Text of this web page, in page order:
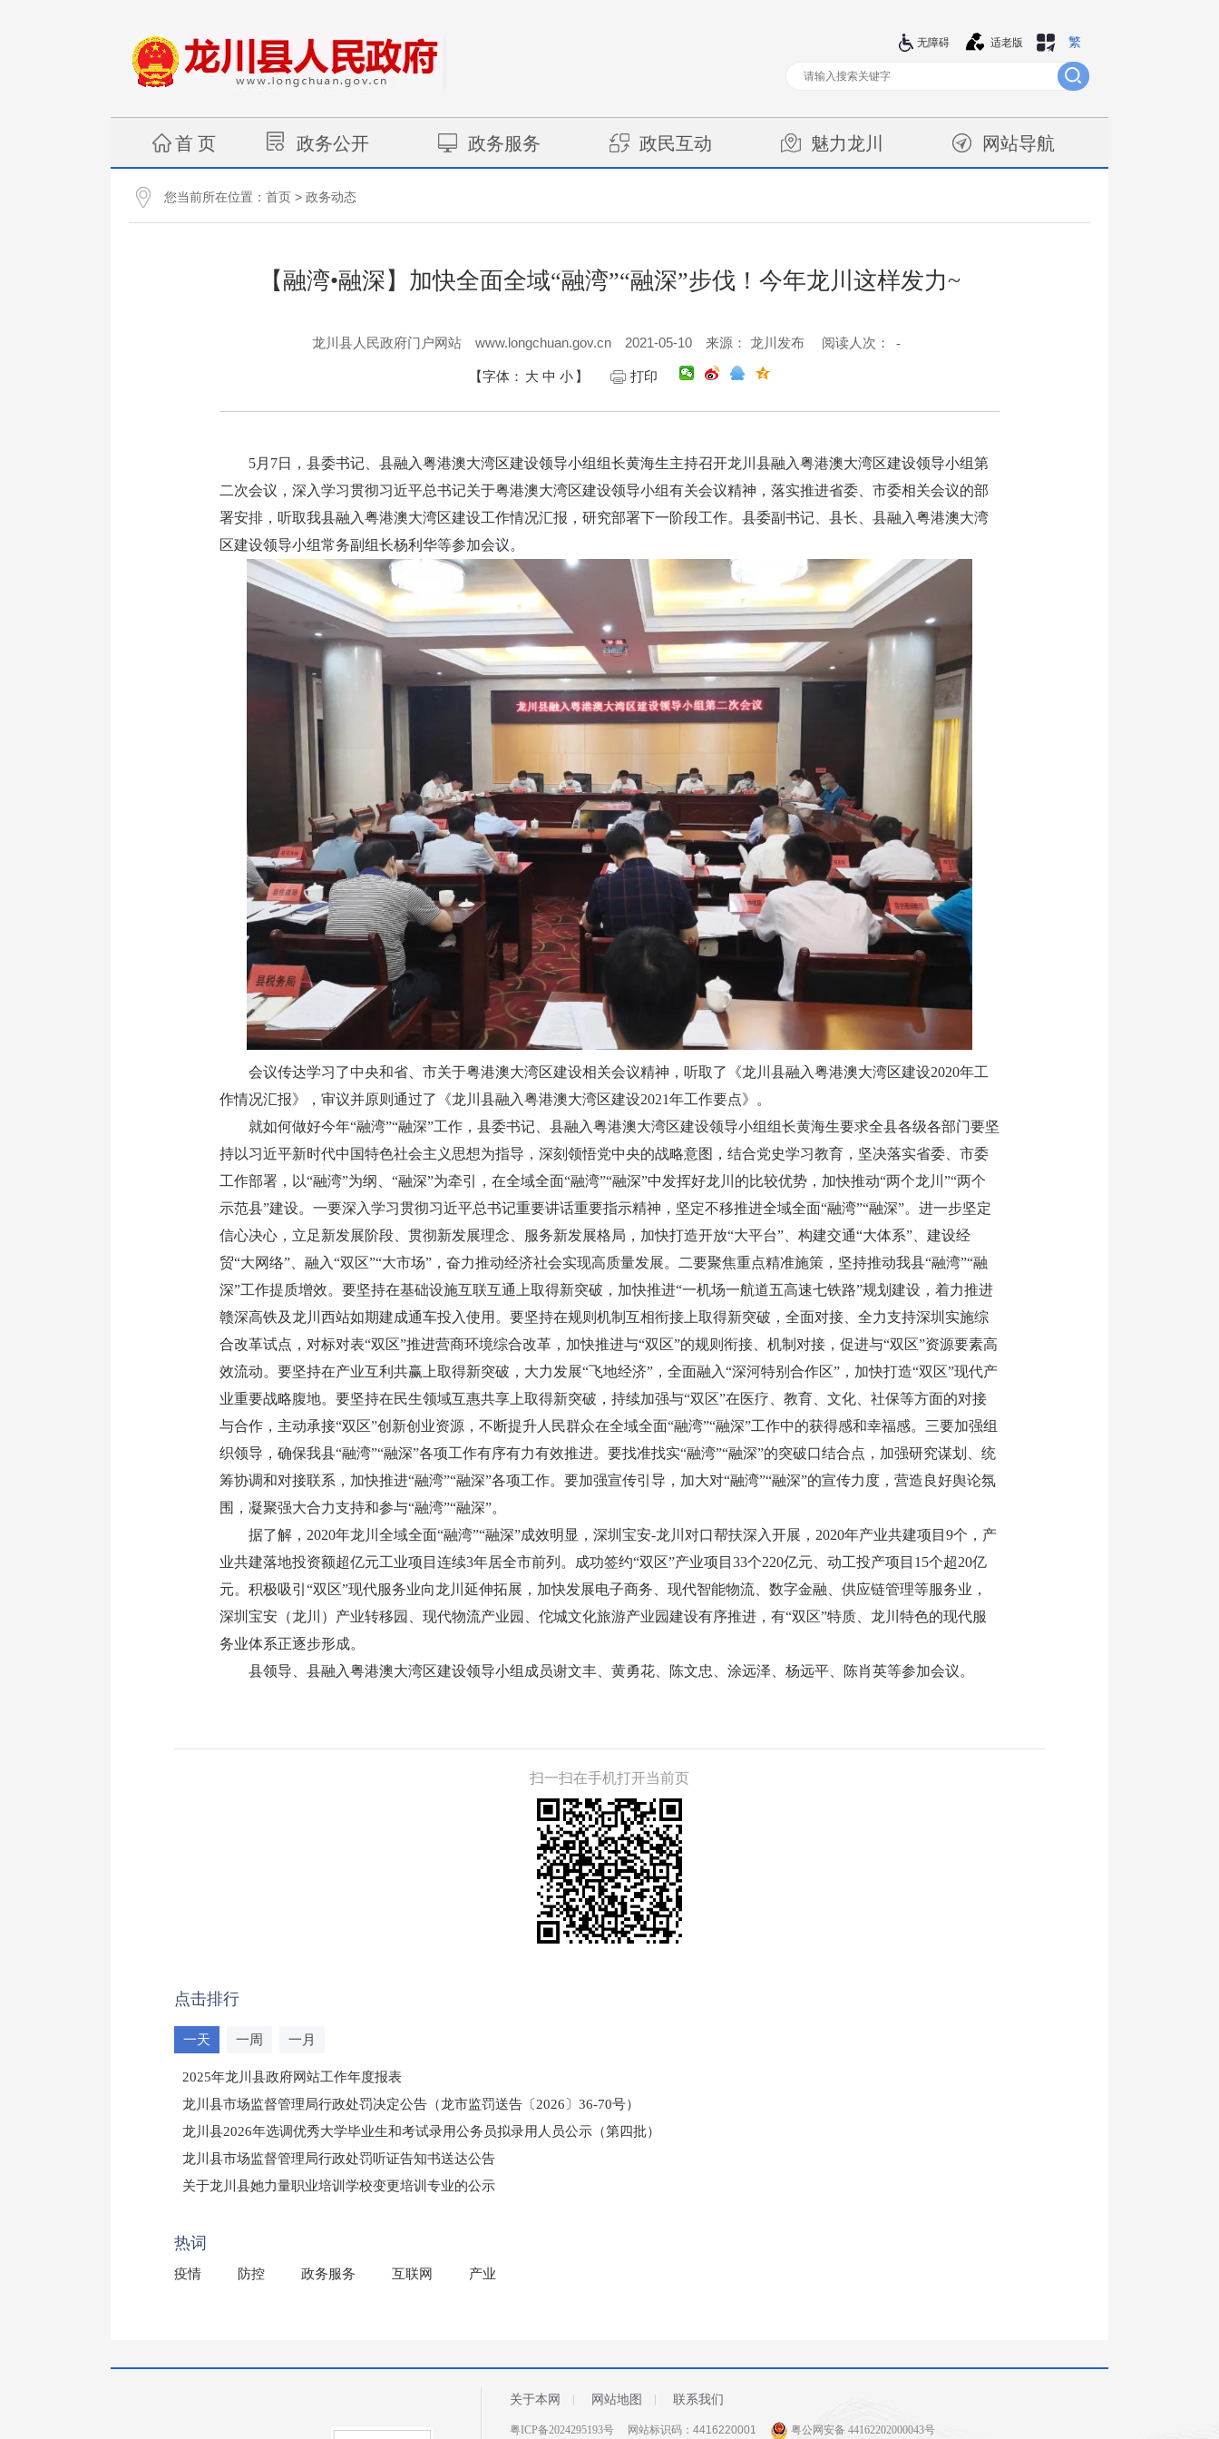
繁
适老版
无障碍
首 页 政务公开 政务服务 政民互动 魅力龙川 网站导航
您当前所在位置： 首页 > 政务动态
【融湾•融深】加快全面全域“融湾”“融深”步伐！今年龙川这样发力~
龙川县人民政府门户网站 www.longchuan.gov.cn 2021-05-10 来源： 龙川发布 阅读人次： -
【字体： 大 中 小 】 打印
5月7日，县委书记、县融入粤港澳大湾区建设领导小组组长黄海生主持召开龙川县融入粤港澳大湾区建设领导小组第
二次会议，深入学习贯彻习近平总书记关于粤港澳大湾区建设领导小组有关会议精神，落实推进省委、市委相关会议的部
署安排，听取我县融入粤港澳大湾区建设工作情况汇报，研究部署下一阶段工作。县委副书记、县长、县融入粤港澳大湾
区建设领导小组常务副组长杨利华等参加会议。
会议传达学习了中央和省、市关于粤港澳大湾区建设相关会议精神，听取了《龙川县融入粤港澳大湾区建设2020年工
作情况汇报》，审议并原则通过了《龙川县融入粤港澳大湾区建设2021年工作要点》。
就如何做好今年“融湾”“融深”工作，县委书记、县融入粤港澳大湾区建设领导小组组长黄海生要求全县各级各部门要坚
持以习近平新时代中国特色社会主义思想为指导，深刻领悟党中央的战略意图，结合党史学习教育，坚决落实省委、市委
工作部署，以“融湾”为纲、“融深”为牵引，在全域全面“融湾”“融深”中发挥好龙川的比较优势，加快推动“两个龙川”“两个
示范县”建设。一要深入学习贯彻习近平总书记重要讲话重要指示精神，坚定不移推进全域全面“融湾”“融深”。进一步坚定
信心决心，立足新发展阶段、贯彻新发展理念、服务新发展格局，加快打造开放“大平台”、构建交通“大体系”、建设经
贸“大网络”、融入“双区”“大市场”，奋力推动经济社会实现高质量发展。二要聚焦重点精准施策，坚持推动我县“融湾”“融
深”工作提质增效。要坚持在基础设施互联互通上取得新突破，加快推进“一机场一航道五高速七铁路”规划建设，着力推进
赣深高铁及龙川西站如期建成通车投入使用。要坚持在规则机制互相衔接上取得新突破，全面对接、全力支持深圳实施综
合改革试点，对标对表“双区”推进营商环境综合改革，加快推进与“双区”的规则衔接、机制对接，促进与“双区”资源要素高
效流动。要坚持在产业互利共赢上取得新突破，大力发展“飞地经济”，全面融入“深河特别合作区”，加快打造“双区”现代产
业重要战略腹地。要坚持在民生领域互惠共享上取得新突破，持续加强与“双区”在医疗、教育、文化、社保等方面的对接
与合作，主动承接“双区”创新创业资源，不断提升人民群众在全域全面“融湾”“融深”工作中的获得感和幸福感。三要加强组
织领导，确保我县“融湾”“融深”各项工作有序有力有效推进。要找准找实“融湾”“融深”的突破口结合点，加强研究谋划、统
筹协调和对接联系，加快推进“融湾”“融深”各项工作。要加强宣传引导，加大对“融湾”“融深”的宣传力度，营造良好舆论氛
围，凝聚强大合力支持和参与“融湾”“融深”。
据了解，2020年龙川全域全面“融湾”“融深”成效明显，深圳宝安-龙川对口帮扶深入开展，2020年产业共建项目9个，产
业共建落地投资额超亿元工业项目连续3年居全市前列。成功签约“双区”产业项目33个220亿元、动工投产项目15个超20亿
元。积极吸引“双区”现代服务业向龙川延伸拓展，加快发展电子商务、现代智能物流、数字金融、供应链管理等服务业，
深圳宝安（龙川）产业转移园、现代物流产业园、佗城文化旅游产业园建设有序推进，有“双区”特质、龙川特色的现代服
务业体系正逐步形成。
县领导、县融入粤港澳大湾区建设领导小组成员谢文丰、黄勇花、陈文忠、涂远泽、杨远平、陈肖英等参加会议。
扫一扫在手机打开当前页
点击排行
一天 一周 一月
2025年龙川县政府网站工作年度报表
龙川县市场监督管理局行政处罚决定公告（龙市监罚送告〔2026〕36-70号）
龙川县2026年选调优秀大学毕业生和考试录用公务员拟录用人员公示（第四批）
龙川县市场监督管理局行政处罚听证告知书送达公告
（龙市监罚送告〔2026〕71号）
关于龙川县她力量职业培训学校变更培训专业的公示
热词
疫情 防控 政务服务 互联网 产业
关于本网 网站地图 联系我们
粤ICP备2024295193号 网站标识码：4416220001 粤公网安备 44162202000043号